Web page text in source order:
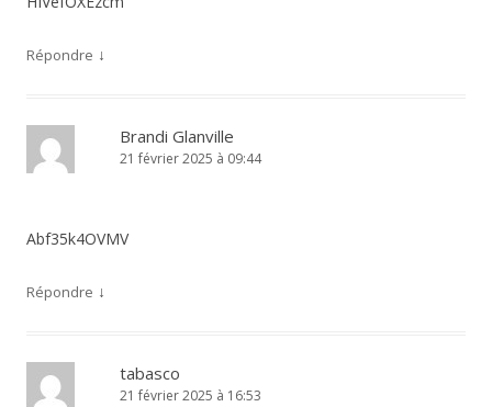
Répondre ↓
Brandi Glanville
21 février 2025 à 09:44
Abf35k4OVMV
Répondre ↓
tabasco
21 février 2025 à 16:53